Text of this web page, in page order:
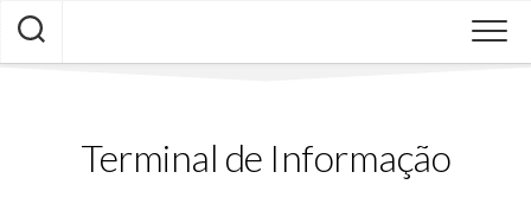
Skip
content
Terminal de Informação